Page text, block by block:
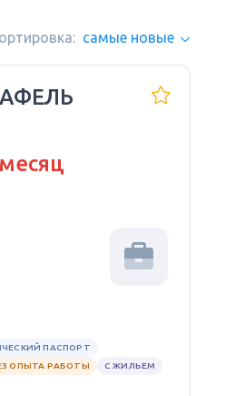
самые новые
ПАСПОРТ
ОПЫТА РАБОТЫ
С ЖИЛЬЕМ